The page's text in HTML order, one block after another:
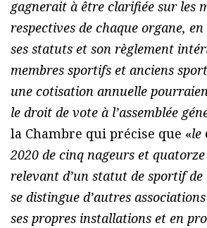
gagnerait à être clarifiée sur les
respectives de chaque organe,
ses statuts et son règlement
membres sportifs et anciens
une cotisation annuelle
le droit de vote à l’assemblée
la Chambre qui précise que «le
2020 de cinq nageurs et
relevant d’un statut de sportif
se distingue d’autres
ses propres installations et en